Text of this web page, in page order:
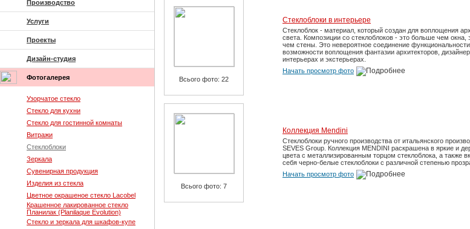
Производство
Услуги
Проекты
Дизайн-студия
Фотогалерея
Узорчатое стекло
Стекло для кухни
Стекло для гостинной комнаты
Витражи
Стеклоблоки
Зеркала
Сувенирная продукция
Изделия из стекла
Цветное окрашеное стекло Lacobel
Крашенное лакированное стекло
Планилак (Planilaque Evolution)
Стекло и зеркала для шкафов-купе
Всього фото: 22
Стеклоблоки в интерьере
Стеклоблок - материал, который создан для воплощения
света. Композиции со стеклоблоков - это больше чем окна,
чем стены. Это невероятное соединение
возможности воплощения фантазии архитекторов,
интерьерах и экстерьерах.
Начать просмотр фото
Всього фото: 7
Коллекция Mendini
Стеклоблоки ручного производства от итальянского
SEVES Group. Коллекция MENDINI раскрашена в яркие и
цвета с металлизированным торцом стеклоблока, а также
себя черно-белые стеклоблоки с различной степенью
Начать просмотр фото